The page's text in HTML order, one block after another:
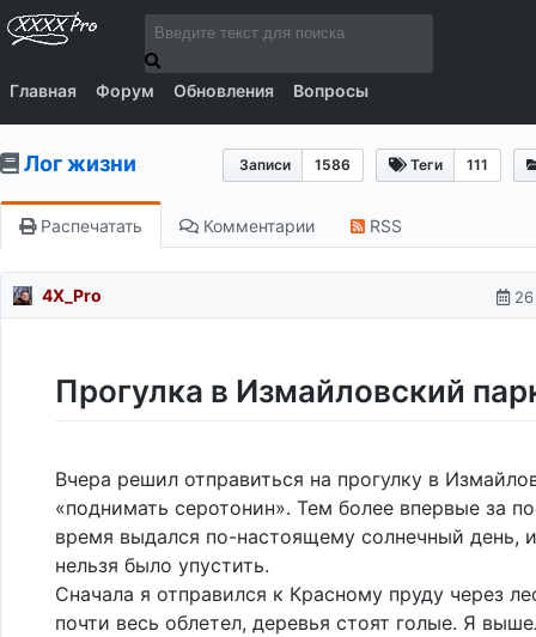
Главная Форум Обновления Вопросы
Записи 1586 Теги 111
Лог жизни
Распечатать Комментарии RSS
4X_Pro
Прогулка в Измайловский
Вчера решил отправиться на прогулку в
«поднимать серотонин». Тем более впервые за
время выдался по-настоящему солнечный день,
нельзя было упустить.
Сначала я отправился к Красному пруду через
почти весь облетел, деревья стоят голые. Я